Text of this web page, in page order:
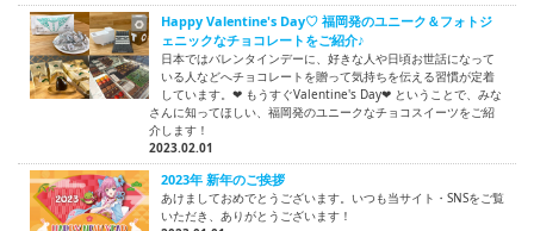
Happy Valentine's Day♡ 福岡発のユニーク＆フォトジ
ェニックなチョコレートをご紹介♪
日本ではバレンタインデーに、好きな人や日頃お世話になって
いる人などへチョコレートを贈って気持ちを伝える習慣が定着
しています。❤ もうすぐValentine's Day❤ ということで、みな
さんに知ってほしい、福岡発のユニークなチョコスイーツをご紹
介します！
2023.02.01
2023年 新年のご挨拶
あけましておめでとうございます。いつも当サイト・SNSをご覧
いただき、ありがとうございます！